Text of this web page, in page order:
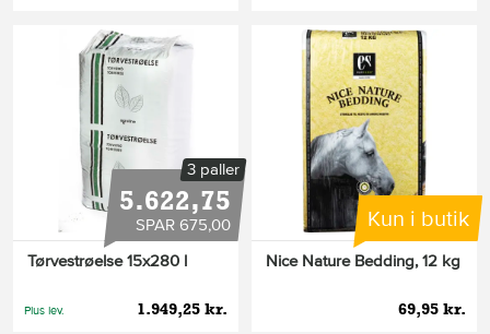
3 paller
5.622,75
SPAR 675,00
Tørvestrøelse 15x280 l
1.949,25 kr.
Plus lev.
Kun i butik
Nice Nature Bedding, 12 kg
69,95 kr.